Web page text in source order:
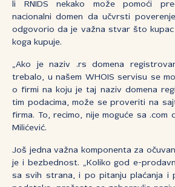
li RNIDS nekako može pomoći
nacionalni domen da učvrsti
odgovorio da je važna stvar što
koga kupuje.
„Ako je naziv .rs domena
trebalo, u našem WHOIS servisu se
o firmi na koju je taj naziv domena
tim podacima, može se proveriti na
firma. To, recimo, nije moguće sa .com
Milićević.
Još jedna važna komponenta za
je i bezbednost. „Koliko god e-
sa svih strana, i po pitanju plaćanja i